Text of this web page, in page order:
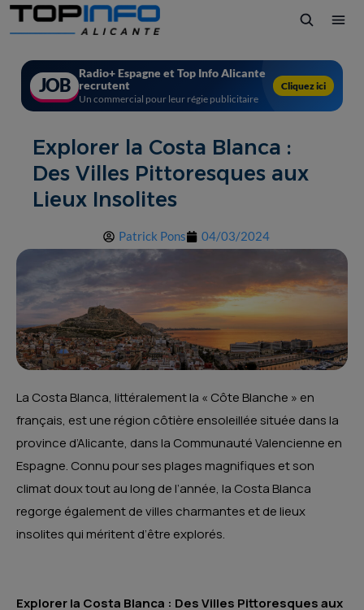
JOB
Radio+ Espagne et Top Info Alicante
recrutent
Un commercial pour leur régie publicitaire
Cliquez ici
Explorer la Costa Blanca :
Des Villes Pittoresques aux
Lieux Insolites
Patrick Pons 04/03/2024
La Costa Blanca, littéralement la « Côte Blanche » en
français, est une région côtière ensoleillée située dans la
province d’Alicante, dans la Communauté Valencienne en
Espagne. Connu pour ses plages magnifiques et son
climat doux tout au long de l’année, la Costa Blanca
regorge également de villes charmantes et de lieux
insolites qui méritent d’être explorés.
Explorer la Costa Blanca : Des Villes Pittoresques aux